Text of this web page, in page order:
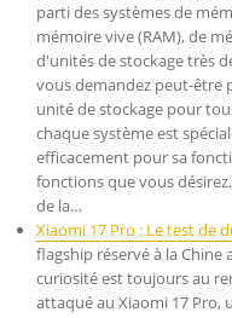
parti des systèmes de
mémoire vive (RAM), de
d'unités de stockage très
vous demandez peut-être
unité de stockage pour
chaque système est
efficacement pour sa
fonctions que vous
de la…
Xiaomi 17 Pro : Le test de
flagship réservé à la Chine
curiosité est toujours au
attaqué au Xiaomi 17